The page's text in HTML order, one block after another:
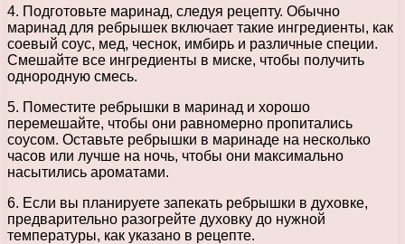
4. Подготовьте маринад, следуя рецепту. Обычно
маринад для ребрышек включает такие ингредиенты, как
соевый соус, мед, чеснок, имбирь и различные специи.
Смешайте все ингредиенты в миске, чтобы получить
однородную смесь.
5. Поместите ребрышки в маринад и хорошо
перемешайте, чтобы они равномерно пропитались
соусом. Оставьте ребрышки в маринаде на несколько
часов или лучше на ночь, чтобы они максимально
насытились ароматами.
6. Если вы планируете запекать ребрышки в духовке,
предварительно разогрейте духовку до нужной
температуры, как указано в рецепте.